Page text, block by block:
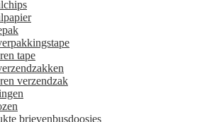
tape
verzendzak
brievenbusdoosjes